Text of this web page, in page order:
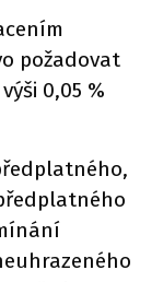
požadovat
0,05 %